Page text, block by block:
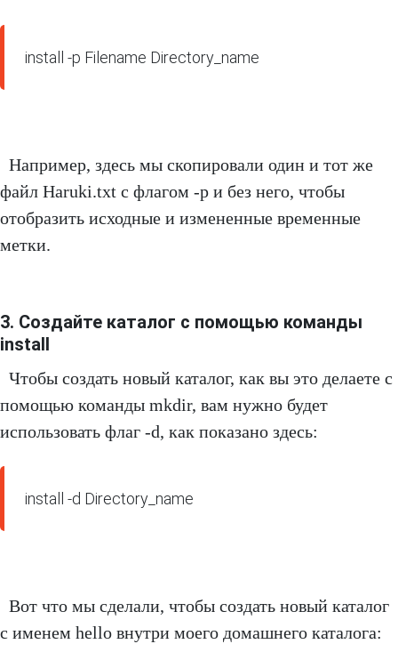
install -p Filename Directory_name
Например, здесь мы скопировали один и тот же
файл Haruki.txt с флагом -p и без него, чтобы
отобразить исходные и измененные временные
метки.
3. Создайте каталог с помощью команды
install
Чтобы создать новый каталог, как вы это делаете с
помощью команды mkdir, вам нужно будет
использовать флаг -d, как показано здесь:
install -d Directory_name
Вот что мы сделали, чтобы создать новый каталог
с именем hello внутри моего домашнего каталога: